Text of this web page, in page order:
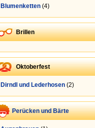
Blumenketten (4)
Brillen
Oktoberfest
Dirndl und Lederhosen (2)
Perücken und Bärte